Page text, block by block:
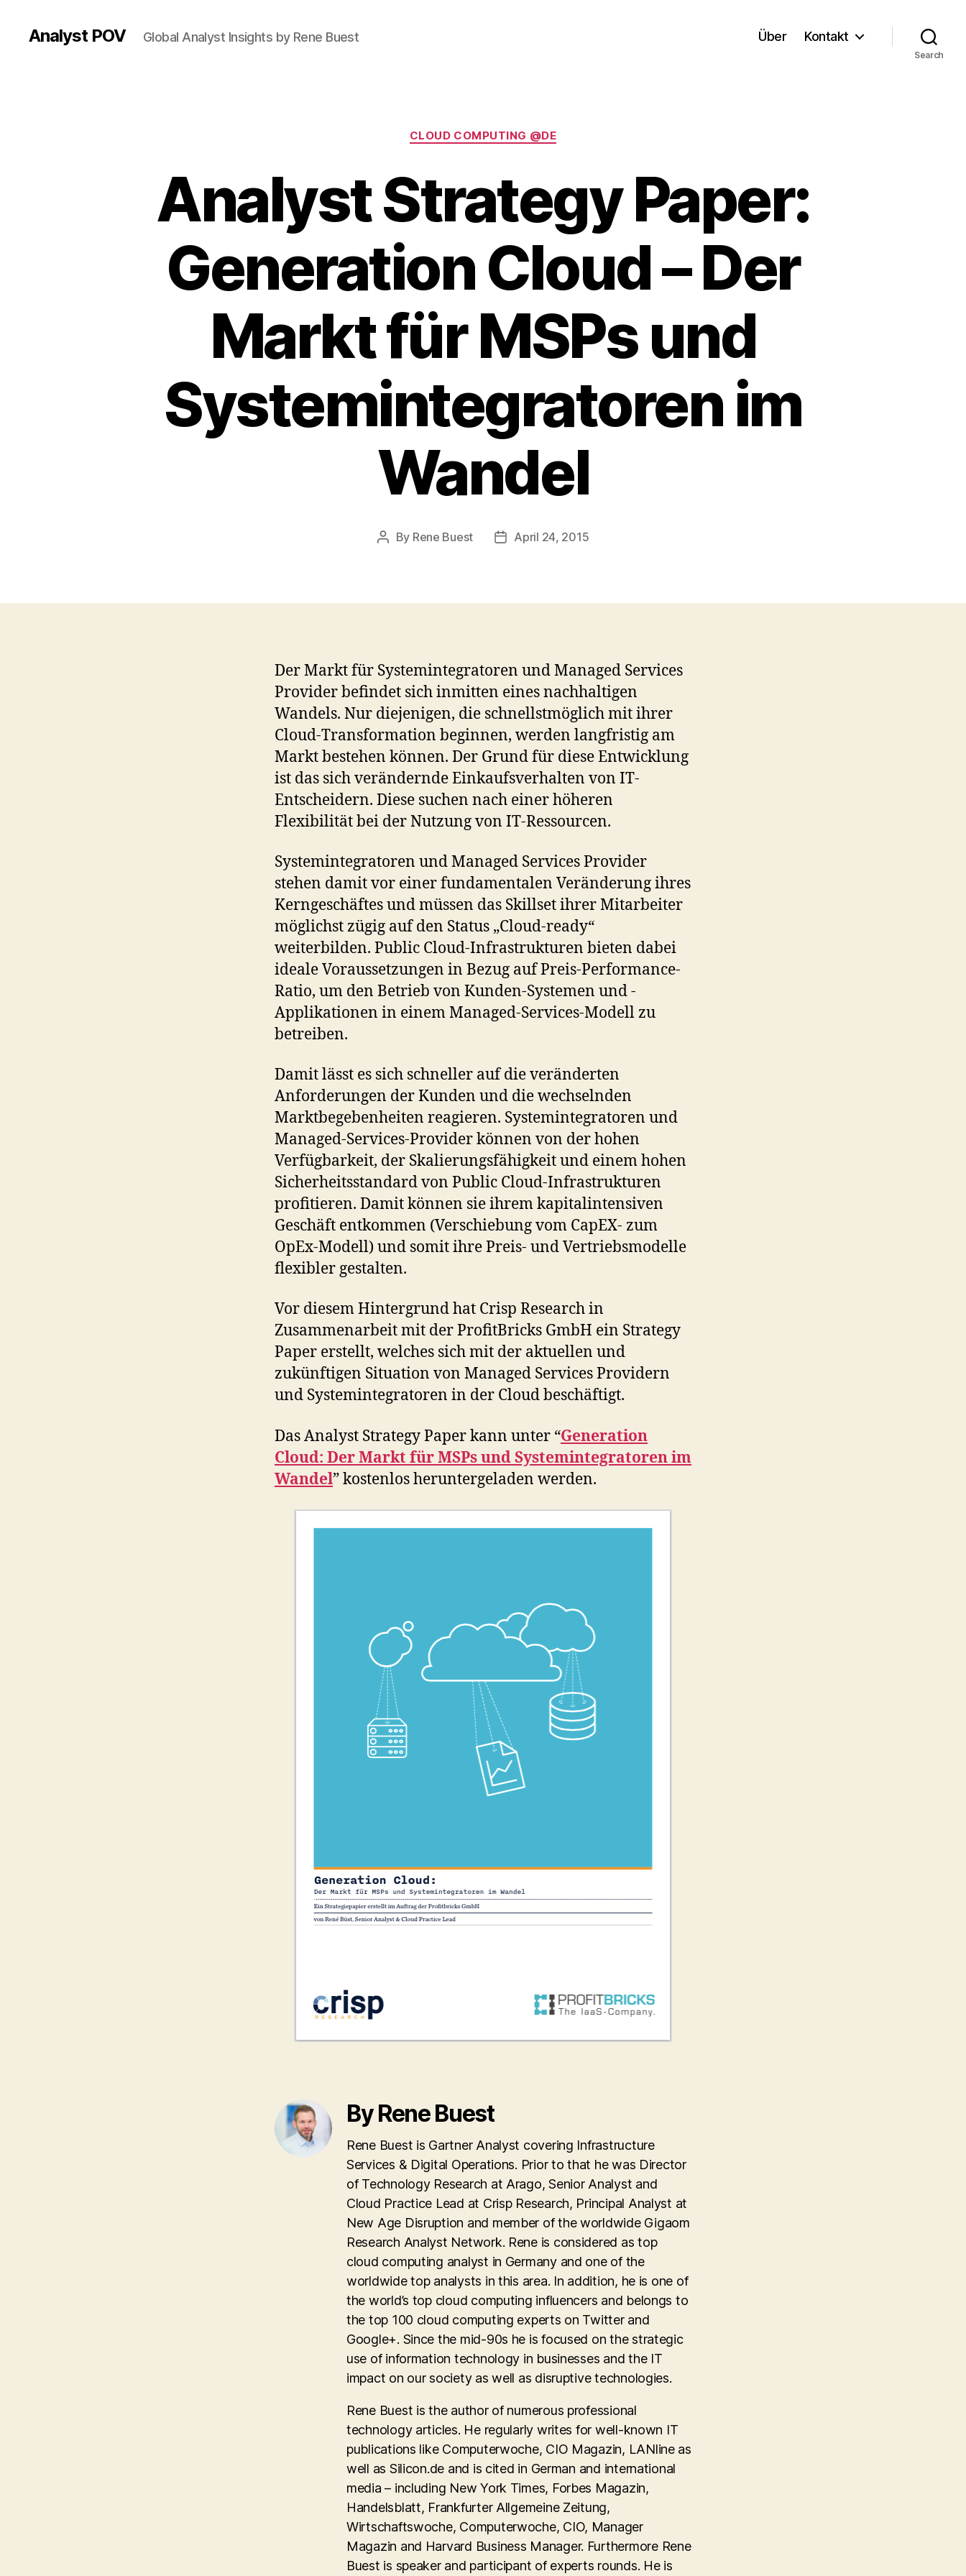
Analyst POV Global Analyst Insights by Rene Buest Über Kontakt
Search
Categories
CLOUD COMPUTING @DE
Analyst Strategy Paper:
Generation Cloud – Der
Markt für MSPs und
Systemintegratoren im
Wandel
Post
By Rene Buest
PostApril 24, 2015
Der Markt für Systemintegratoren und Managed Services
Provider befindet sich inmitten eines nachhaltigen
Wandels. Nur diejenigen, die schnellstmöglich mit ihrer
Cloud-Transformation beginnen, werden langfristig am
Markt bestehen können. Der Grund für diese Entwicklung
ist das sich verändernde Einkaufsverhalten von IT-
Entscheidern. Diese suchen nach einer höheren
Flexibilität bei der Nutzung von IT-Ressourcen.
Systemintegratoren und Managed Services Provider
stehen damit vor einer fundamentalen Veränderung ihres
Kerngeschäftes und müssen das Skillset ihrer Mitarbeiter
möglichst zügig auf den Status „Cloud-ready“
weiterbilden. Public Cloud-Infrastrukturen bieten dabei
ideale Voraussetzungen in Bezug auf Preis-Performance-
Ratio, um den Betrieb von Kunden-Systemen und -
Applikationen in einem Managed-Services-Modell zu
betreiben.
Damit lässt es sich schneller auf die veränderten
Anforderungen der Kunden und die wechselnden
Marktbegebenheiten reagieren. Systemintegratoren und
Managed-Services-Provider können von der hohen
Verfügbarkeit, der Skalierungsfähigkeit und einem hohen
Sicherheitsstandard von Public Cloud-Infrastrukturen
profitieren. Damit können sie ihrem kapitalintensiven
Geschäft entkommen (Verschiebung vom CapEX- zum
OpEx-Modell) und somit ihre Preis- und Vertriebsmodelle
flexibler gestalten.
Vor diesem Hintergrund hat Crisp Research in
Zusammenarbeit mit der ProfitBricks GmbH ein Strategy
Paper erstellt, welches sich mit der aktuellen und
zukünftigen Situation von Managed Services Providern
und Systemintegratoren in der Cloud beschäftigt.
Das Analyst Strategy Paper kann unter “Generation
Cloud: Der Markt für MSPs und Systemintegratoren im
Wandel” kostenlos heruntergeladen werden.
By Rene Buest
Rene Buest is Gartner Analyst covering Infrastructure
Services & Digital Operations. Prior to that he was Director
of Technology Research at Arago, Senior Analyst and
Cloud Practice Lead at Crisp Research, Principal Analyst at
New Age Disruption and member of the worldwide Gigaom
Research Analyst Network. Rene is considered as top
cloud computing analyst in Germany and one of the
worldwide top analysts in this area. In addition, he is one of
the world’s top cloud computing influencers and belongs to
the top 100 cloud computing experts on Twitter and
Google+. Since the mid-90s he is focused on the strategic
use of information technology in businesses and the IT
impact on our society as well as disruptive technologies.
Rene Buest is the author of numerous professional
technology articles. He regularly writes for well-known IT
publications like Computerwoche, CIO Magazin, LANline as
well as Silicon.de and is cited in German and international
media – including New York Times, Forbes Magazin,
Handelsblatt, Frankfurter Allgemeine Zeitung,
Wirtschaftswoche, Computerwoche, CIO, Manager
Magazin and Harvard Business Manager. Furthermore Rene
Buest is speaker and participant of experts rounds. He is